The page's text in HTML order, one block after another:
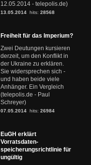
12.05.2014 - telepolis.de)
13.05.2014 hits: 28568
Freiheit für das Imperium?
Zwei Deutungen kursieren
derzeit, um den Konflikt in
der Ukraine zu erklären.
Sie widersprechen sich -
und haben beide viele
Anhänger. Ein Vergleich
(telepolis.de - Paul
Schreyer)
07.05.2014 hits: 26984
EuGH erklärt
Vorratsdaten-
speicherungsrichtlinie für
ungültig